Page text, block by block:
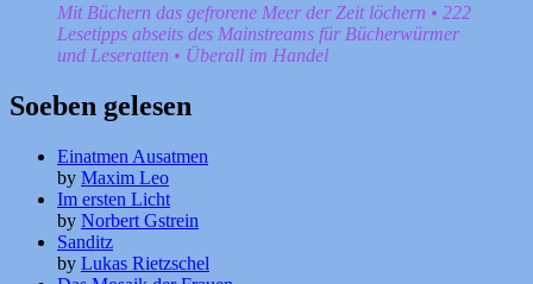
Mit Büchern das gefrorene Meer der Zeit löchern • 222
Lesetipps abseits des Mainstreams für Bücherwürmer
und Leseratten • Überall im Handel
Soeben gelesen
Einatmen Ausatmen
by Maxim Leo
Im ersten Licht
by Norbert Gstrein
Sanditz
by Lukas Rietzschel